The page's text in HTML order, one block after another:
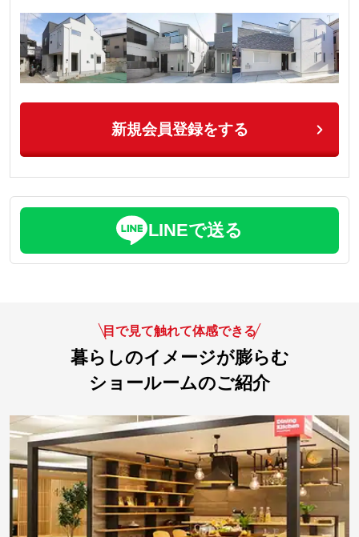
新規会員登録をする
LINEで送る
目で見て触れて体感できる
暮らしのイメージが膨らむ
ショールームのご紹介